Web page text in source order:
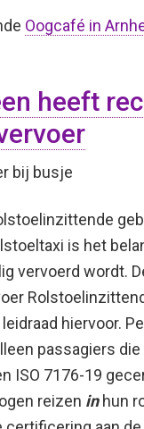
Oogcafé in
heeft
is het
vervoerd wordt.
hiervoor.
passagiers
ISO 7176-19
reizen inhun